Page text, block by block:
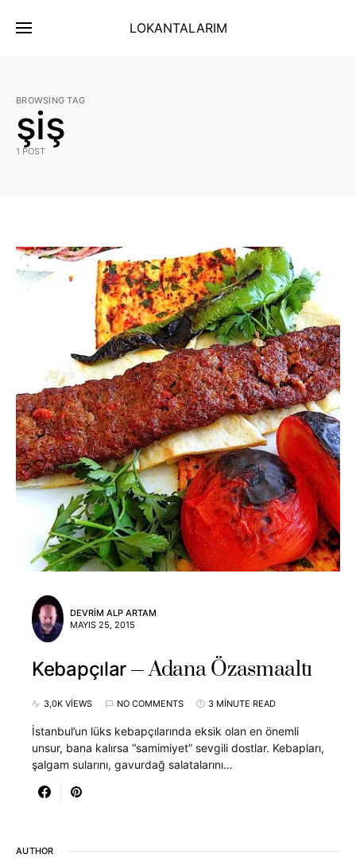
LOKANTALARIM
BROWSING TAG
şiş
1 POST
DEVRIM ALP ARTAM
MAYIS 25, 2015
Kebapçılar Adana Özasmaaltı
3,0K VIEWS NO COMMENTS 3 MINUTE READ
İstanbul’un lüks kebapçılarında eksik olan en önemli
unsur, bana kalırsa “samimiyet” sevgili dostlar. Kebapları,
şalgam sularını, gavurdağ salatalarını…
AUTHOR